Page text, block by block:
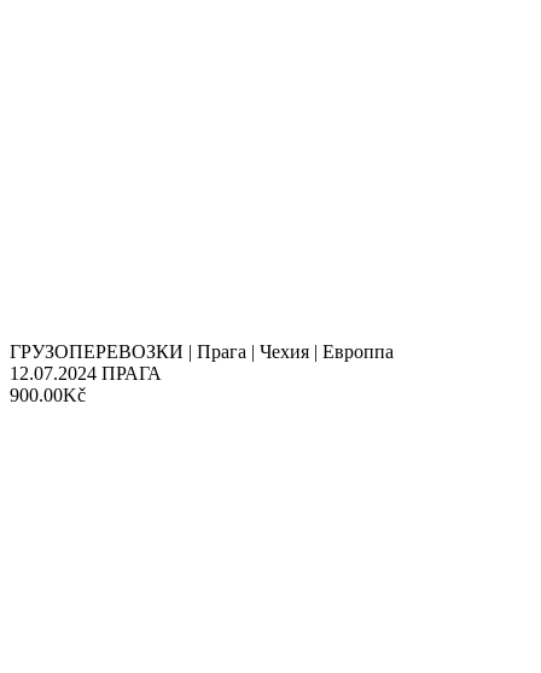
ГРУЗОПЕРЕВОЗКИ | Прага | Чехия | Европпа
12.07.2024 ПРАГА
900.00Kč